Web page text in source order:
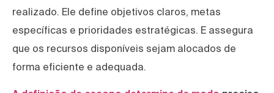
realizado. Ele define objetivos claros, metas
específicas e prioridades estratégicas. E assegura
que os recursos disponíveis sejam alocados de
forma eficiente e adequada.